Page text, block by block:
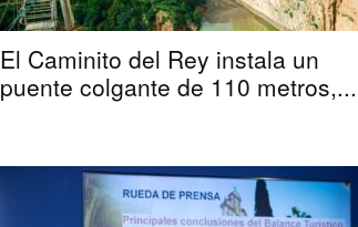
El Caminito del Rey instala un
puente colgante de 110 metros,...